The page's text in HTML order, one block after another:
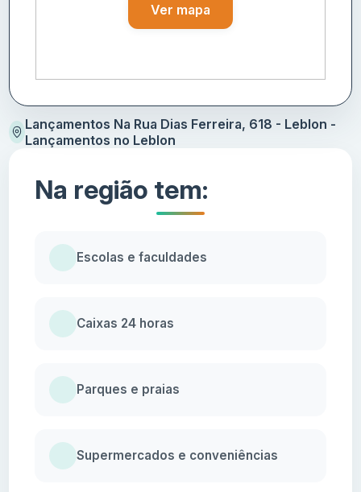
Ver mapa
Lançamentos Na Rua Dias Ferreira, 618 - Leblon -
Lançamentos no Leblon
Na região tem:
Escolas e faculdades
Caixas 24 horas
Parques e praias
Supermercados e conveniências